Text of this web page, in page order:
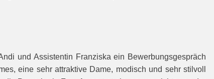
und Assistentin Franziska ein Be­werbungsgespräch
eine sehr attrak­tive Dame, modisch und sehr stilvoll